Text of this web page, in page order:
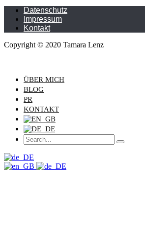
Datenschutz
Impressum
Kontakt
Copyright © 2020 Tamara Lenz
ÜBER MICH
BLOG
PR
KONTAKT